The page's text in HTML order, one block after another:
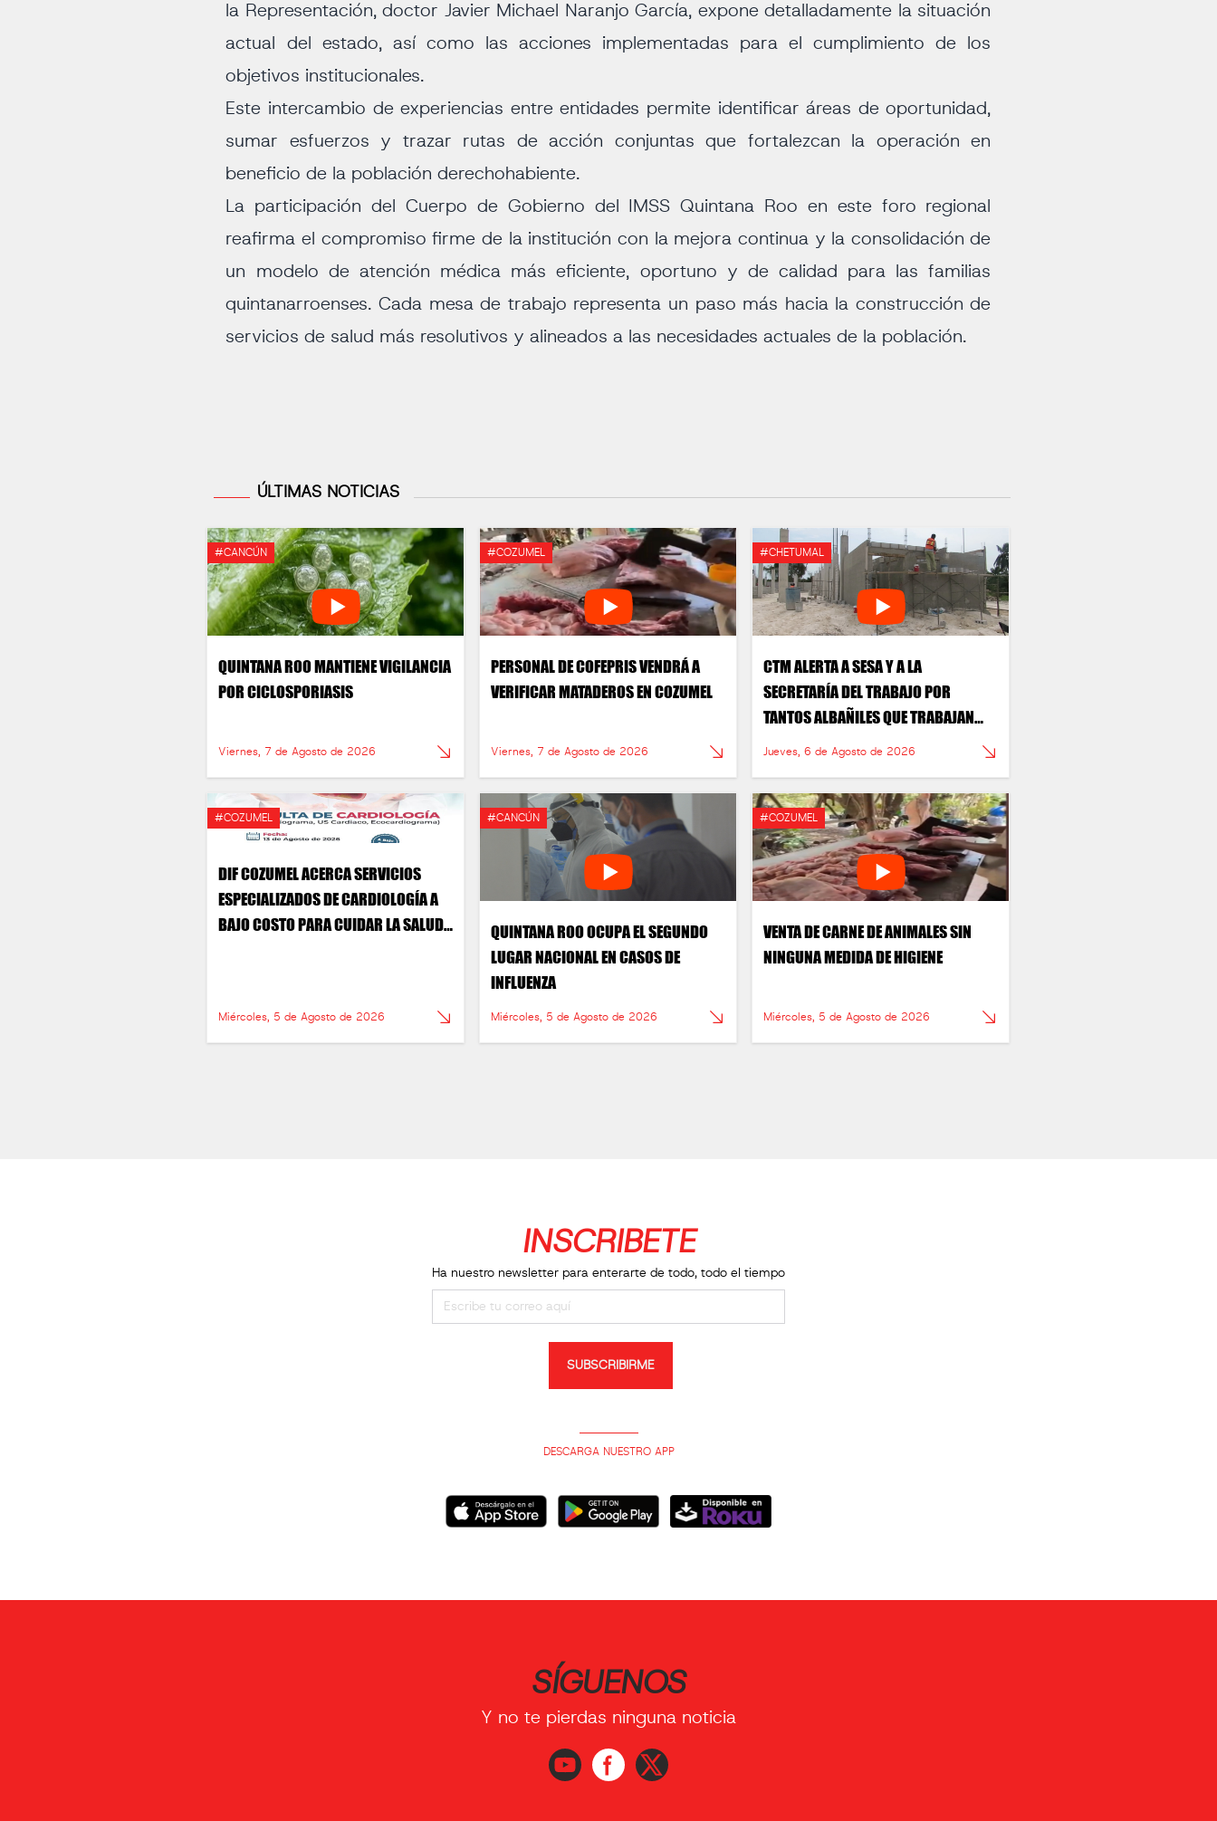
la Representación, doctor Javier Michael Naranjo García, expone detalladamente la situación
actual del estado, así como las acciones implementadas para el cumplimiento de los
objetivos institucionales.
Este intercambio de experiencias entre entidades permite identificar áreas de oportunidad,
sumar esfuerzos y trazar rutas de acción conjuntas que fortalezcan la operación en
beneficio de la población derechohabiente.
La participación del Cuerpo de Gobierno del IMSS Quintana Roo en este foro regional
reafirma el compromiso firme de la institución con la mejora continua y la consolidación de
un modelo de atención médica más eficiente, oportuno y de calidad para las familias
quintanarroenses. Cada mesa de trabajo representa un paso más hacia la construcción de
servicios de salud más resolutivos y alineados a las necesidades actuales de la población.
ÚLTIMAS NOTICIAS
#CANCÚN
QUINTANA ROO MANTIENE VIGILANCIA
POR CICLOSPORIASIS
Viernes, 7 de Agosto de 2026
#COZUMEL
PERSONAL DE COFEPRIS VENDRÁ A
VERIFICAR MATADEROS EN COZUMEL
Viernes, 7 de Agosto de 2026
#CHETUMAL
CTM ALERTA A SESA Y A LA
SECRETARÍA DEL TRABAJO POR
TANTOS ALBAÑILES QUE TRABAJAN
SIN HIDRATACIÓN
Jueves, 6 de Agosto de 2026
#COZUMEL
DIF COZUMEL ACERCA SERVICIOS
ESPECIALIZADOS DE CARDIOLOGÍA A
BAJO COSTO PARA CUIDAR LA SALUD
Miércoles, 5 de Agosto de 2026
#CANCÚN
QUINTANA ROO OCUPA EL SEGUNDO
LUGAR NACIONAL EN CASOS DE
INFLUENZA
Miércoles, 5 de Agosto de 2026
#COZUMEL
VENTA DE CARNE DE ANIMALES SIN
NINGUNA MEDIDA DE HIGIENE
Miércoles, 5 de Agosto de 2026
INSCRIBETE
Ha nuestro newsletter para enterarte de todo, todo el tiempo
SUBSCRIBIRME
DESCARGA NUESTRO APP
SÍGUENOS
Y no te pierdas ninguna noticia